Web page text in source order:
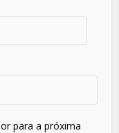
para a próxima